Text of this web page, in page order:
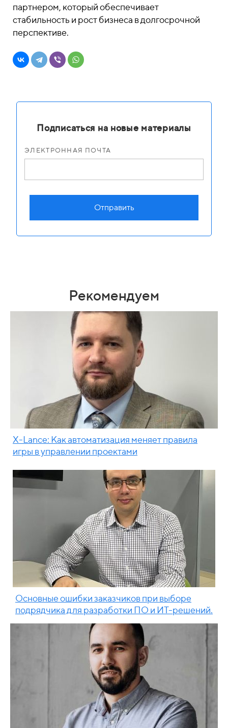
партнером, который обеспечивает
стабильность и рост бизнеса в долгосрочной
перспективе.
Подписаться на новые материалы
ЭЛЕКТРОННАЯ ПОЧТА
Отправить
Рекомендуем
X-Lance: Как автоматизация меняет правила
игры в управлении проектами
Основные ошибки заказчиков при выборе
подрядчика для разработки ПО и ИТ-решений.